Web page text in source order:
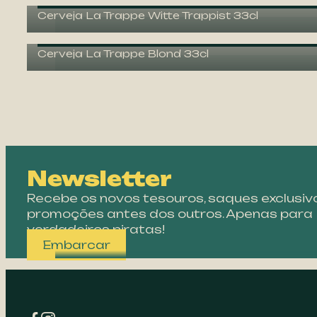
Cerveja La Trappe Witte Trappist 33cl
Cerveja La Trappe Blond 33cl
Newsletter
Recebe os novos tesouros, saques
promoções antes dos outros. Apenas para
verdadeiros piratas!
Embarcar